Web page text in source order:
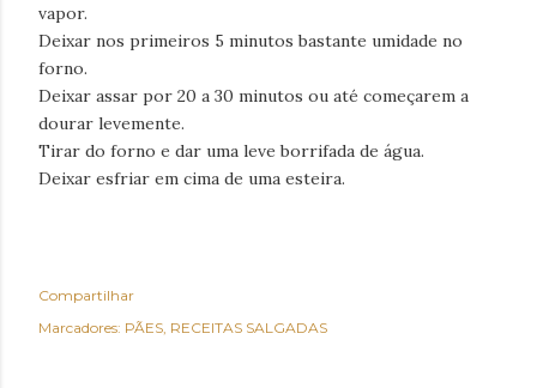
vapor.
Deixar nos primeiros 5 minutos bastante umidade no
forno.
Deixar assar por 20 a 30 minutos ou até começarem a
dourar levemente.
Tirar do forno e dar uma leve borrifada de água.
Deixar esfriar em cima de uma esteira.
Compartilhar
Marcadores: PÃES RECEITAS SALGADAS